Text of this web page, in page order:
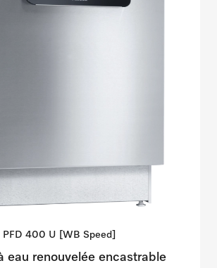
PFD 400 U [WB Speed]
eau renouvelée encastrable